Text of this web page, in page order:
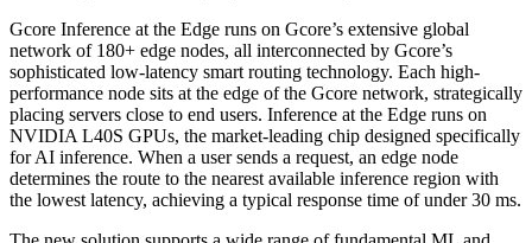
Gcore Inference at the Edge runs on Gcore’s extensive global
network of 180+ edge nodes, all interconnected by Gcore’s
sophisticated low-latency smart routing technology. Each high-
performance node sits at the edge of the Gcore network, strategically
placing servers close to end users. Inference at the Edge runs on
NVIDIA L40S GPUs, the market-leading chip designed specifically
for AI inference. When a user sends a request, an edge node
determines the route to the nearest available inference region with
the lowest latency, achieving a typical response time of under 30 ms.